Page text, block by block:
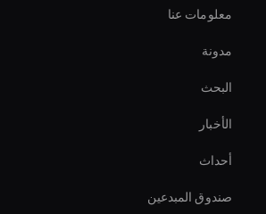
Ai Avatar Conferencing
مولد الصور المصغرة للفيديو بالذكاء الاصطناعي
نسبة أبعاد الفيديو بالذكاء الاصطناعي
محرر مقاطع الفيديو بالذكاء الاصطناعي
أداة تثبيت الفيديو بالذكاء الاصطناعي
أداة تأثيرات الفيديو بالذكاء الاصطناعي
معلومات عنا
مدونة
البحث
الأخبار
أحداث
صندوق المبدعين